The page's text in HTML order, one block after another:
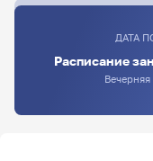
ДАТА
Расписание